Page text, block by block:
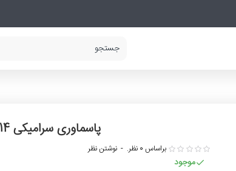
پاسماوری سرامیکی 14 پارچه سانتل
موجود
براساس 0 نظر. - نوشتن نظر